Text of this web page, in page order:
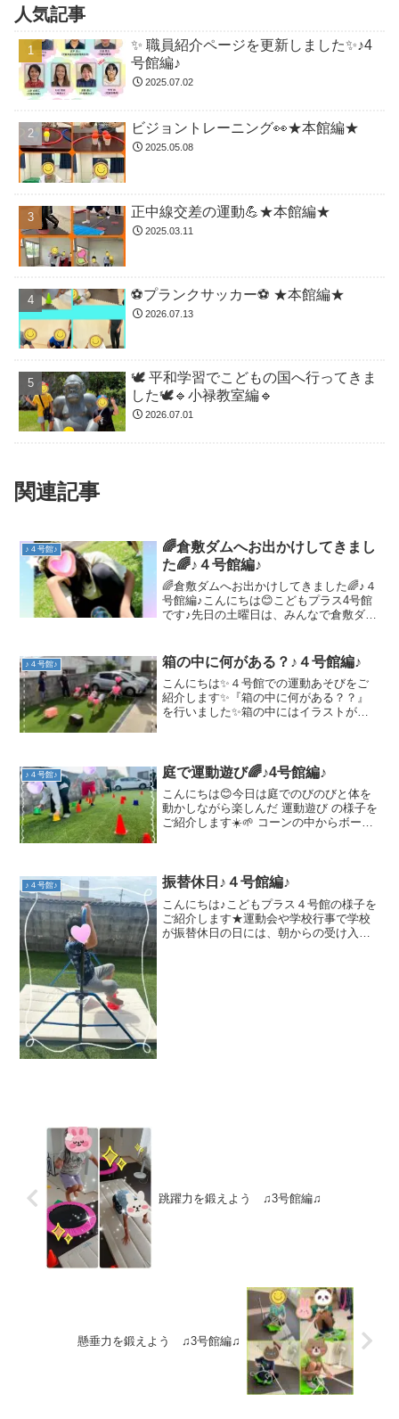
人気記事
✨ 職員紹介ページを更新しました✨♪4
号館編♪
2025.07.02
ビジョントレーニング👀★本館編★
2025.05.08
正中線交差の運動💪★本館編★
2025.03.11
⚽️プランクサッカー⚽️ ★本館編★
2026.07.13
🕊️ 平和学習でこどもの国へ行ってきま
した🕊️🔹小禄教室編🔹
2026.07.01
関連記事
♪４号館♪
🌈倉敷ダムへお出かけしてきまし
た🌈♪４号館編♪
🌈倉敷ダムへお出かけしてきました🌈♪４
号館編♪こんにちは😊こどもプラス4号館
です♪先日の土曜日は、みんなで倉敷ダム
ら、たくさん身体を動かして楽しんでい
ます☀️川辺では、網...
♪４号館♪ 箱の中に何がある？♪４号館編♪
こんにちは✨４号館での運動あそびをご
紹介します✨『箱の中に何がある？？』
を行いました✨箱の中にはイラストが貼
養うことができます☺️二...
♪４号館♪ 庭で運動遊び🌈♪4号館編♪
こんにちは😊今日は庭でのびのびと体を
動かしながら楽しんだ 運動遊び の様子を
ご紹介します☀️🌱 コーンの中からボール
ゃがんでコーン...
♪４号館♪ 振替休日♪４号館編♪
こんにちは♪こどもプラス４号館の様子を
ご紹介します★運動会や学校行事で学校
が振替休日の日には、朝からの受け入れ
跳躍力を鍛えよう ♫3号館編♫
懸垂力を鍛えよう ♫3号館編♫